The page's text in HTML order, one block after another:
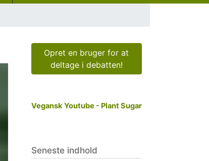
Opret en bruger for at
deltage i debatten!
Vegansk Youtube - Plant Sugar
Seneste indhold